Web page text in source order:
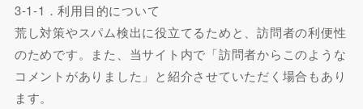
3-1-1．利用目的について
荒し対策やスパム検出に役立てるためと、訪問者の利便性
のためです。また、当サイト内で「訪問者からこのような
コメントがありました」と紹介させていただく場合もあり
ます。